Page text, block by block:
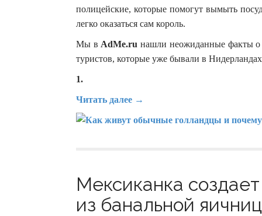
полицейские, которые помогут вымыть
легко оказаться сам король.
Мы в AdMe.ru нашли неожиданные факты о
туристов, которые уже бывали в
1.
Читать далее →
Мексиканка
из банальной